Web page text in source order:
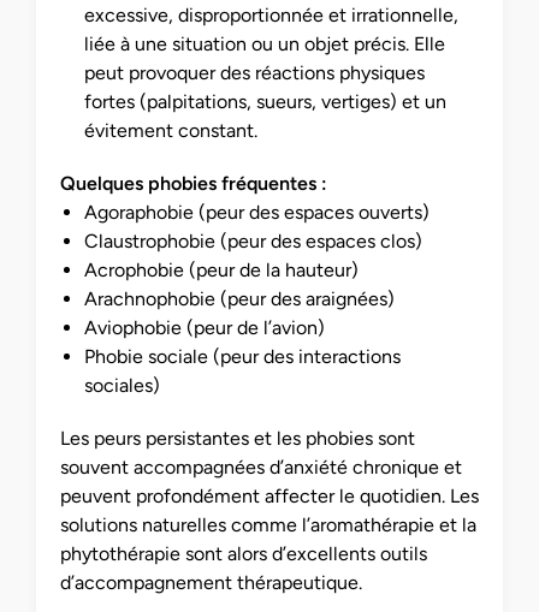
excessive, disproportionnée et irrationnelle,
liée à une situation ou un objet précis. Elle
peut provoquer des réactions physiques
fortes (palpitations, sueurs, vertiges) et un
évitement constant.
Quelques phobies fréquentes :
Agoraphobie (peur des espaces ouverts)
Claustrophobie (peur des espaces clos)
Acrophobie (peur de la hauteur)
Arachnophobie (peur des araignées)
Aviophobie (peur de l’avion)
Phobie sociale (peur des interactions
sociales)
Les peurs persistantes et les phobies sont
souvent accompagnées d’anxiété chronique et
peuvent profondément affecter le quotidien. Les
solutions naturelles comme l’aromathérapie et la
phytothérapie sont alors d’excellents outils
d’accompagnement thérapeutique.